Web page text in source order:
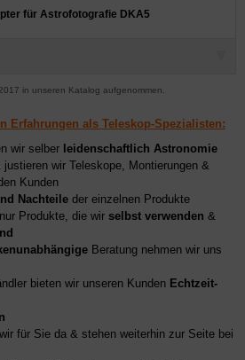
für Astrofotografie DKA5
in unseren Katalog aufgenommen.
Erfahrungen als Teleskop-Spezialisten:
wir selber leidenschaftlich Astronomie
wir Teleskope, Montierungen &
Kunden
Nachteile der einzelnen Produkte
Produkte, die wir selbst verwenden &
Beratung nehmen wir uns
bieten wir unseren Kunden Echtzeit-
für Sie da & stehen weiterhin zur Seite bei